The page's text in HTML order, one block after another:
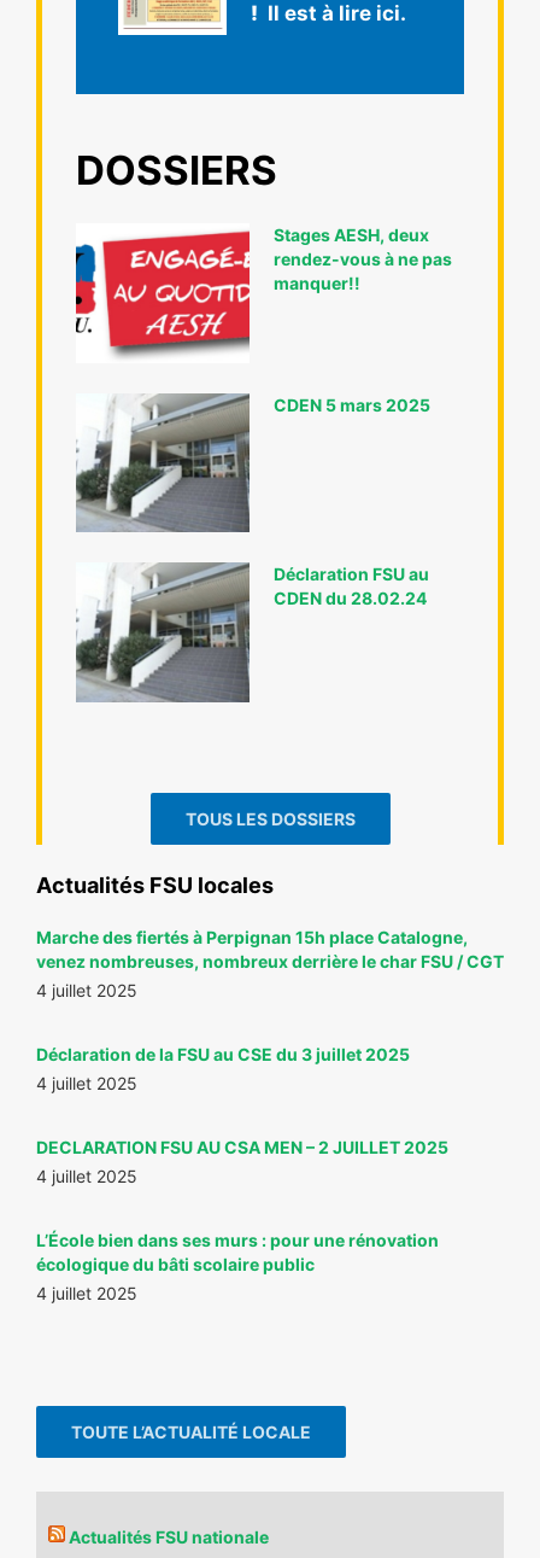
! Il est à lire ici.
DOSSIERS
Stages AESH, deux
rendez-vous à ne pas
manquer!!
CDEN 5 mars 2025
Déclaration FSU au
CDEN du 28.02.24
TOUS LES DOSSIERS
Actualités FSU locales
Marche des fiertés à Perpignan 15h place Catalogne,
venez nombreuses, nombreux derrière le char FSU / CGT
4 juillet 2025
Déclaration de la FSU au CSE du 3 juillet 2025
4 juillet 2025
DECLARATION FSU AU CSA MEN – 2 JUILLET 2025
4 juillet 2025
L’École bien dans ses murs : pour une rénovation
écologique du bâti scolaire public
4 juillet 2025
TOUTE L’ACTUALITÉ LOCALE
Actualités FSU nationale